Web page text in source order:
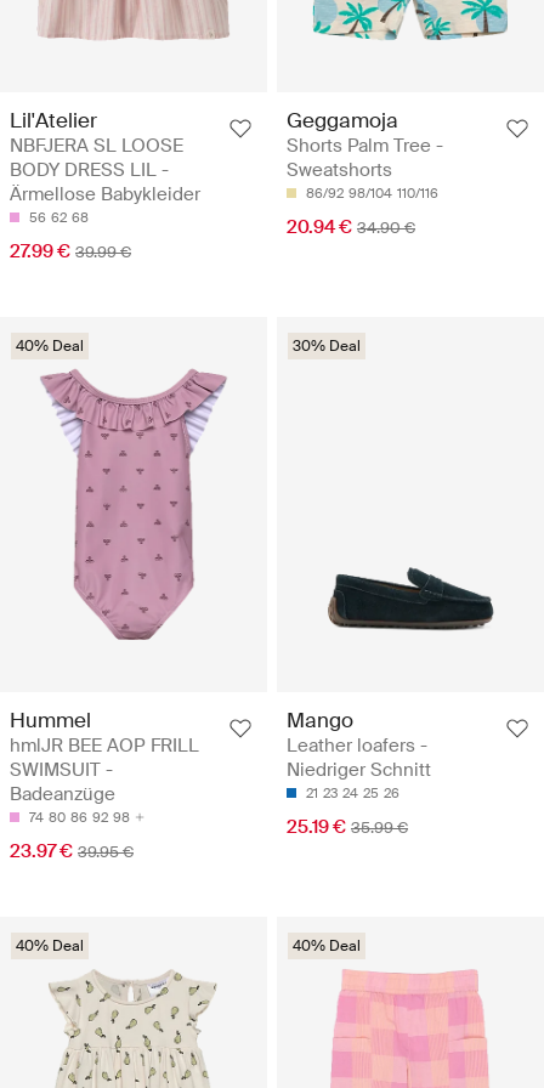
Lil'Atelier
NBFJERA SL LOOSE
BODY DRESS LIL -
Ärmellose Babykleider
56 62 68
27.99 € 39.99 €
Geggamoja
Shorts Palm Tree -
Sweatshorts
86/92 98/104 110/116
20.94 € 34.90 €
40% Deal
Hummel
hmlJR BEE AOP FRILL
SWIMSUIT -
Badeanzüge
74 80 86 92 98
23.97 € 39.95 €
30% Deal
Mango
Leather loafers -
Niedriger Schnitt
21 23 24 25 26
25.19 € 35.99 €
40% Deal 40% Deal